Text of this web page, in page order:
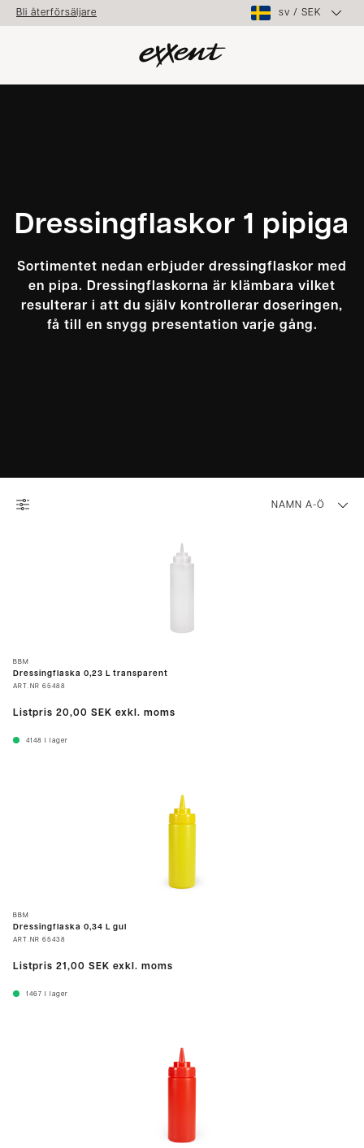
Bli återförsäljare sv / SEK
Dressingflaskor 1 pipiga
Sortimentet nedan erbjuder dressingflaskor med
en pipa. Dressingflaskorna är klämbara vilket
resulterar i att du själv kontrollerar doseringen,
få till en snygg presentation varje gång.
NAMN A-Ö
BBM
Dressingflaska 0,23 L transparent
ART.NR 65488
Listpris 20,00 SEK exkl. moms
4148 I lager
BBM
Dressingflaska 0,34 L gul
ART.NR 65438
Listpris 21,00 SEK exkl. moms
1467 I lager